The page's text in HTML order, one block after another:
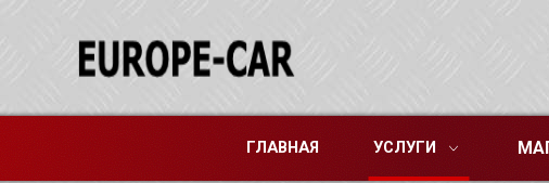
ГЛАВНАЯ УСЛУГИ